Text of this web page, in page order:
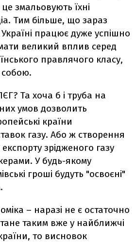
змальовують їхні
Тим більше, що зараз
працює дуже успішно
великий вплив серед
правлячого класу,
Та хоча б і труба на
умов дозволить
країни
газу. Або ж створення
зрідженого газу
У будь-якому
гроші будуть "освоєні"
– наразі не є остаточно
таким вже у найближчі
то висновок